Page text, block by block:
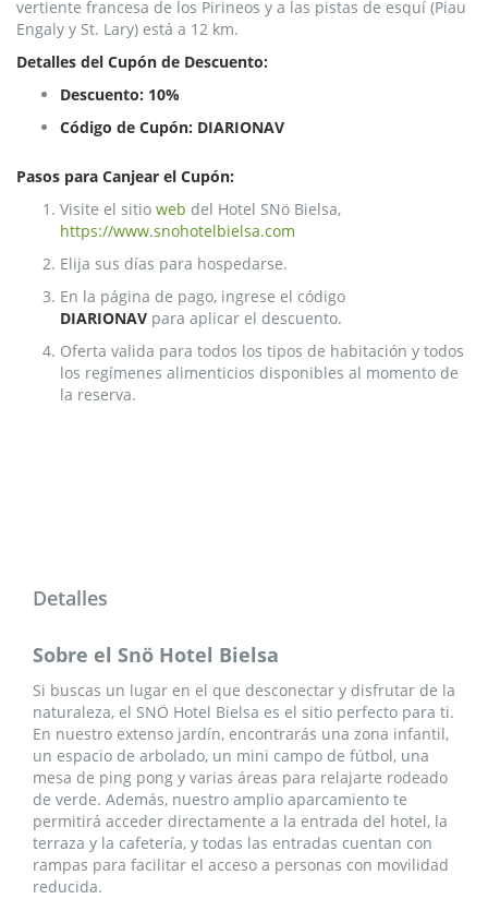
vertiente francesa de los Pirineos y a las pistas de esquí (Piau
Engaly y St. Lary) está a 12 km.
Detalles del Cupón de Descuento:
Descuento: 10%
Código de Cupón: DIARIONAV
Pasos para Canjear el Cupón:
Visite el sitio web del Hotel SNö Bielsa,
https://www.snohotelbielsa.com
Elija sus días para hospedarse.
En la página de pago, ingrese el código
DIARIONAV para aplicar el descuento.
Oferta valida para todos los tipos de habitación y todos
los regímenes alimenticios disponibles al momento de
la reserva.
Detalles
Sobre el Snö Hotel Bielsa
Si buscas un lugar en el que desconectar y disfrutar de la
naturaleza, el SNÖ Hotel Bielsa es el sitio perfecto para ti.
En nuestro extenso jardín, encontrarás una zona infantil,
un espacio de arbolado, un mini campo de fútbol, una
mesa de ping pong y varias áreas para relajarte rodeado
de verde. Además, nuestro amplio aparcamiento te
permitirá acceder directamente a la entrada del hotel, la
terraza y la cafetería, y todas las entradas cuentan con
rampas para facilitar el acceso a personas con movilidad
reducida.